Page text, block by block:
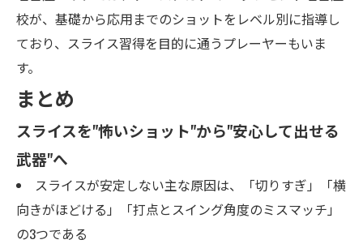
校が、基礎から応用までのショットをレベル別に指導し
ており、スライス習得を目的に通うプレーヤーもいま
す。
まとめ
スライスを"怖いショット"から"安心して出せる
武器"へ
スライスが安定しない主な原因は、「切りすぎ」「横
向きがほどける」「打点とスイング角度のミスマッチ」
の3つである